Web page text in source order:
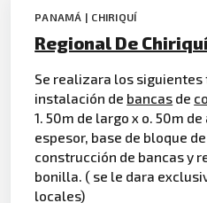
PANAMÁ | CHIRIQUÍ
Regional De
Se realizara los
instalación de bancas de
1. 50m de largo x o. 50m
espesor, base de bloque
construcción de bancas y
bonilla. ( se le dara
locales)